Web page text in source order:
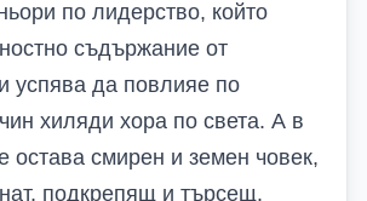
по лидерство, който
съдържание от
успява да повлияе по
хиляди хора по света. А в
остава смирен и земен човек,
подкрепящ и търсещ.